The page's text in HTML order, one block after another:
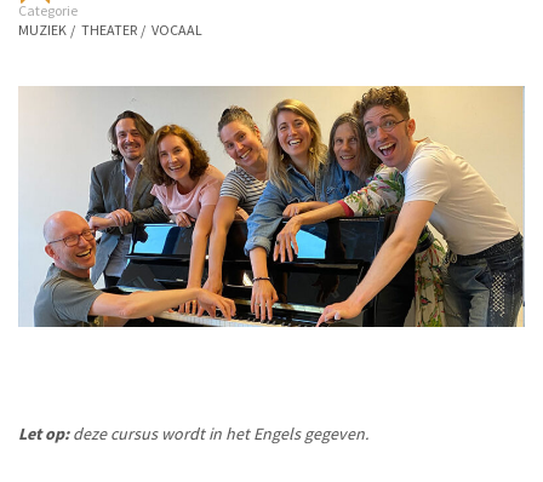
Categorie
MUZIEK / THEATER / VOCAAL
Let op:deze cursus wordt in het Engels gegeven.